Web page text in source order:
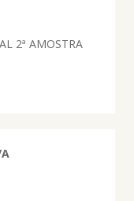
2ª AMOSTRA